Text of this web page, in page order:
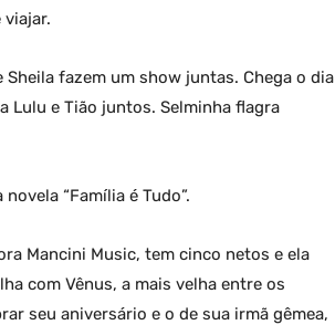
fazem um show juntas. Chega o dia
Lulu e Tião juntos. Selminha flagra
“Família é Tudo”.
Mancini Music, tem cinco netos e ela
com Vênus, a mais velha entre os
seu aniversário e o de sua irmã gêmea,